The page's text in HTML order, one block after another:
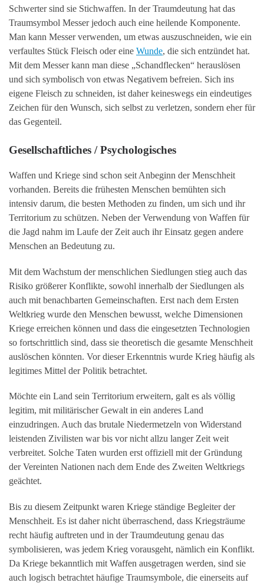
Schwerter sind sie Stichwaffen. In der Traumdeutung hat das
Traumsymbol Messer jedoch auch eine heilende Komponente.
Man kann Messer verwenden, um etwas auszuschneiden, wie ein
verfaultes Stück Fleisch oder eine Wunde, die sich entzündet hat.
Mit dem Messer kann man diese „Schandflecken“ herauslösen
und sich symbolisch von etwas Negativem befreien. Sich ins
eigene Fleisch zu schneiden, ist daher keineswegs ein eindeutiges
Zeichen für den Wunsch, sich selbst zu verletzen, sondern eher für
das Gegenteil.
Gesellschaftliches / Psychologisches
Waffen und Kriege sind schon seit Anbeginn der Menschheit
vorhanden. Bereits die frühesten Menschen bemühten sich
intensiv darum, die besten Methoden zu finden, um sich und ihr
Territorium zu schützen. Neben der Verwendung von Waffen für
die Jagd nahm im Laufe der Zeit auch ihr Einsatz gegen andere
Menschen an Bedeutung zu.
Mit dem Wachstum der menschlichen Siedlungen stieg auch das
Risiko größerer Konflikte, sowohl innerhalb der Siedlungen als
auch mit benachbarten Gemeinschaften. Erst nach dem Ersten
Weltkrieg wurde den Menschen bewusst, welche Dimensionen
Kriege erreichen können und dass die eingesetzten Technologien
so fortschrittlich sind, dass sie theoretisch die gesamte Menschheit
auslöschen könnten. Vor dieser Erkenntnis wurde Krieg häufig als
legitimes Mittel der Politik betrachtet.
Möchte ein Land sein Territorium erweitern, galt es als völlig
legitim, mit militärischer Gewalt in ein anderes Land
einzudringen. Auch das brutale Niedermetzeln von Widerstand
leistenden Zivilisten war bis vor nicht allzu langer Zeit weit
verbreitet. Solche Taten wurden erst offiziell mit der Gründung
der Vereinten Nationen nach dem Ende des Zweiten Weltkriegs
geächtet.
Bis zu diesem Zeitpunkt waren Kriege ständige Begleiter der
Menschheit. Es ist daher nicht überraschend, dass Kriegsträume
recht häufig auftreten und in der Traumdeutung genau das
symbolisieren, was jedem Krieg vorausgeht, nämlich ein Konflikt.
Da Kriege bekanntlich mit Waffen ausgetragen werden, sind sie
auch logisch betrachtet häufige Traumsymbole, die einerseits auf